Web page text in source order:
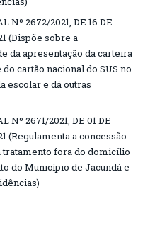
Nº 2672/2021, DE 16 DE
(Dispõe sobre a
da apresentação da carteira
cartão nacional do SUS no
escolar e dá outras
Nº 2671/2021, DE 01 DE
(Regulamenta a concessão
tratamento fora do domicílio
do Município de Jacundá e